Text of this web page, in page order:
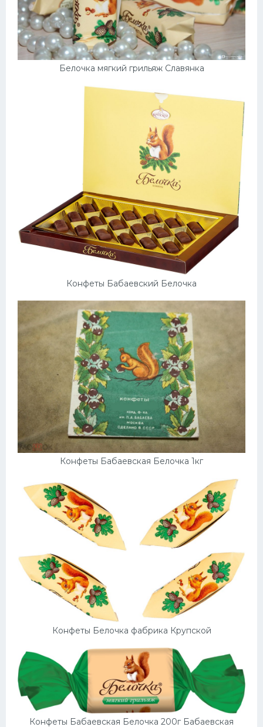
Белочка мягкий грильяж Славянка
Конфеты Бабаевский Белочка
Конфеты Бабаевская Белочка 1кг
Конфеты Белочка фабрика Крупской
Конфеты Бабаевская Белочка 200г Бабаевская